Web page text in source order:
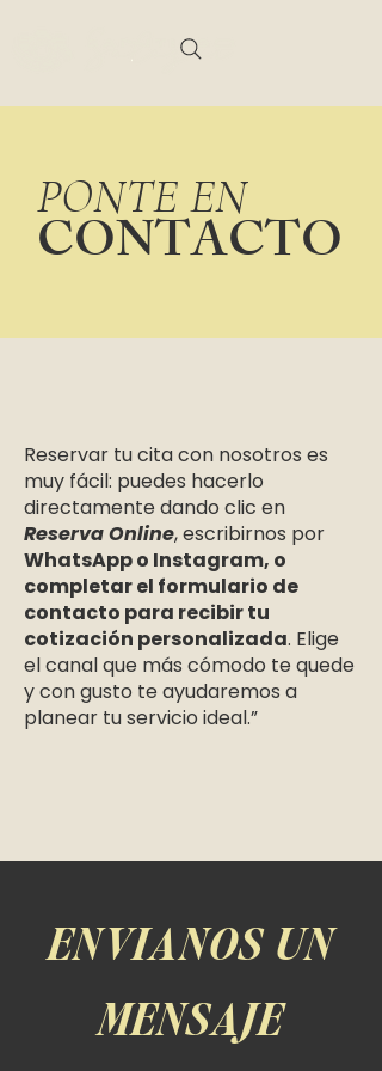
PONTE EN
CONTACTO
Reservar tu cita con nosotros es
muy fácil: puedes hacerlo
directamente dando clic en
Reserva Online, escribirnos por
WhatsApp o Instagram, o
completar el formulario de
contacto para recibir tu
cotización personalizada. Elige
el canal que más cómodo te quede
y con gusto te ayudaremos a
planear tu servicio ideal.”
ENVIANOS UN
MENSAJE